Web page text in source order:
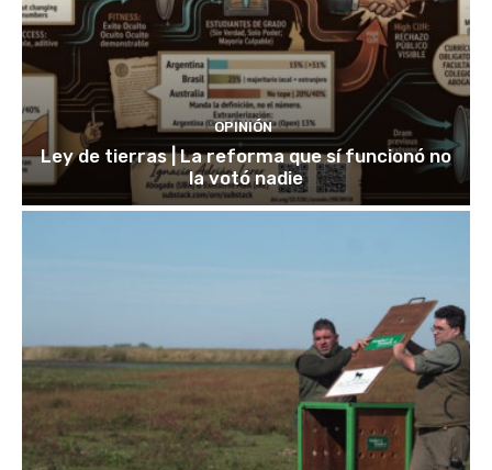
OPINIÓN
Ley de tierras | La reforma que sí funcionó no
la votó nadie